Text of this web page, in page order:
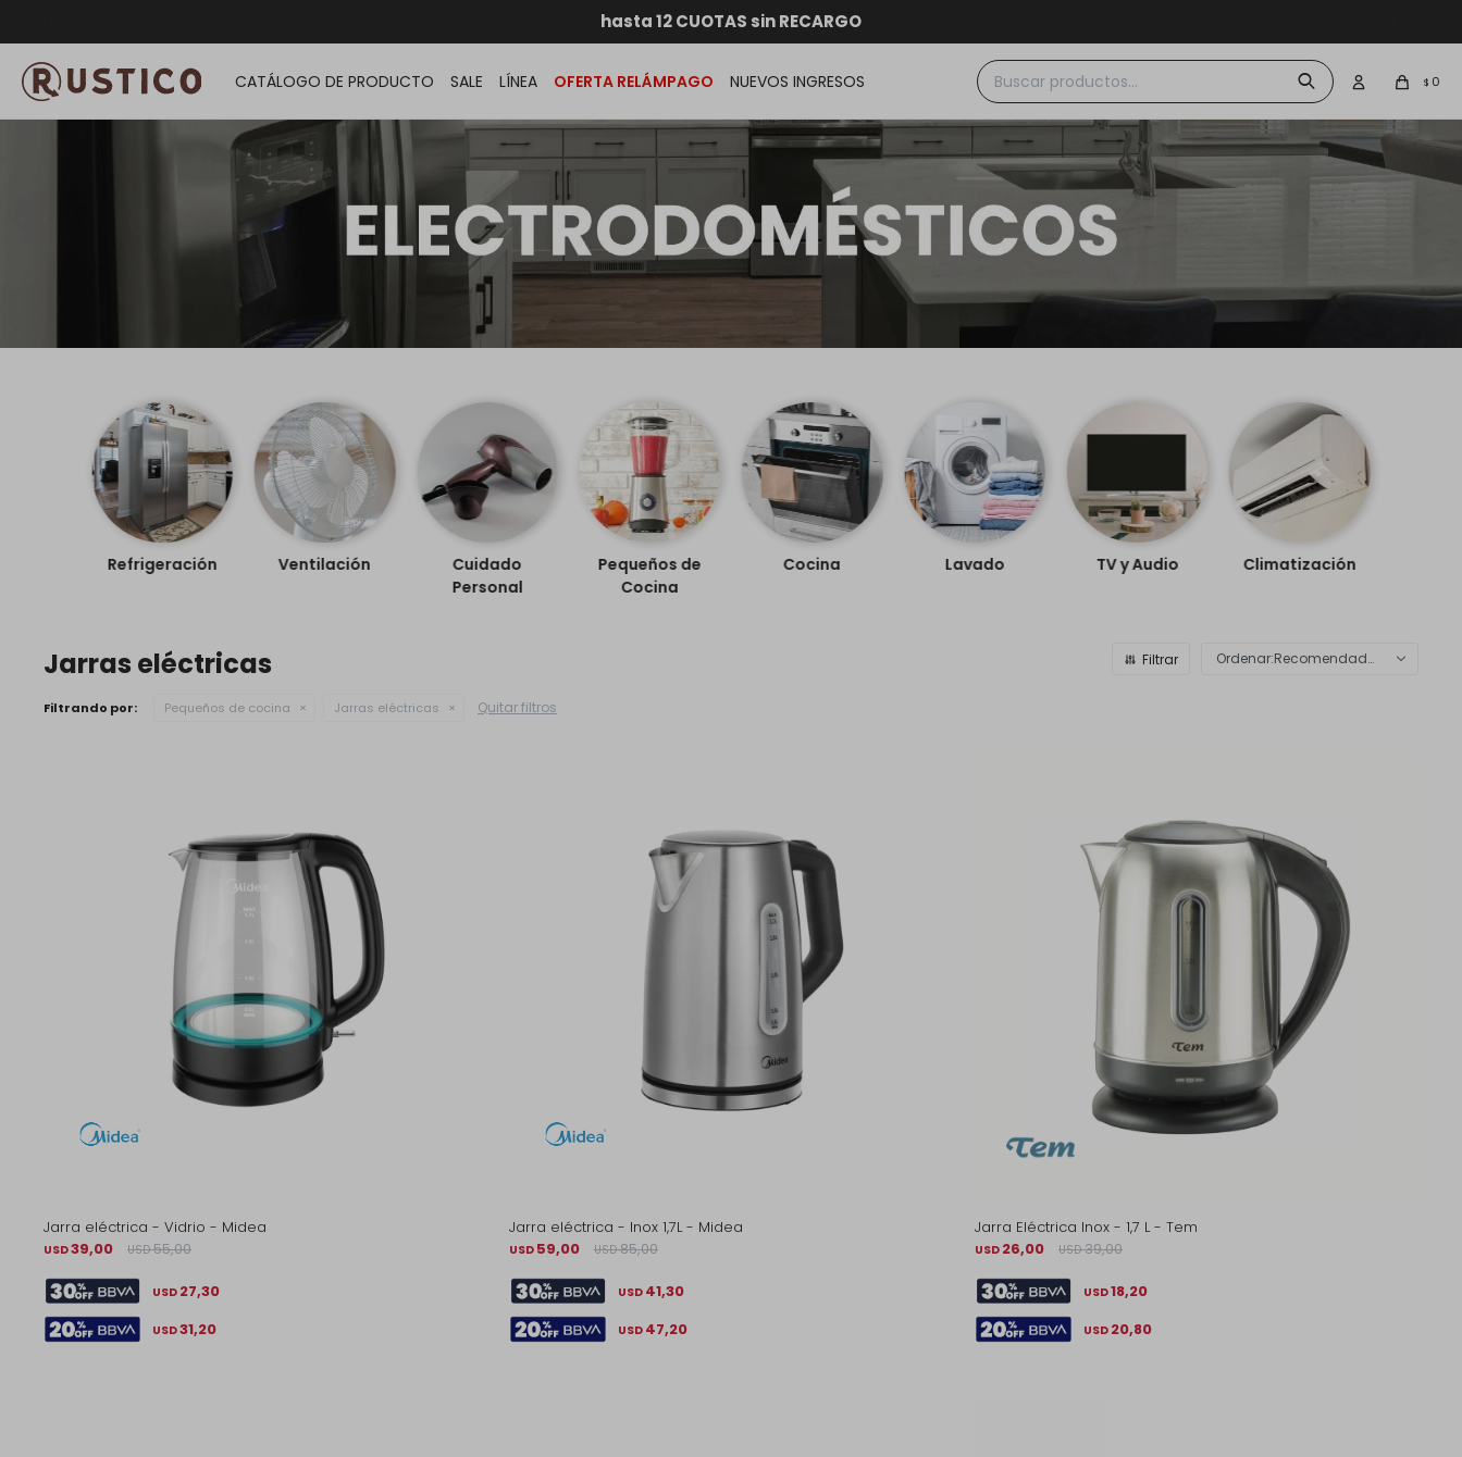
ENVÍOS A TODO EL PAÍS
GARANTÍA DE DEVOLUCIÓN
hasta 12 CUOTAS sin RECARGO
ENVÍO GRATIS dentro de MONTEVIDEO en compras superiores a $30.000
CATÁLOGO DE PRODUCTO SALE LÍNEA OFERTA RELÁMPAGO NUEVOS INGRESOS $ 0
Refrigeración Ventilación
Cuidado
Personal
Pequeños de
Cocina
Cocina Lavado TV y Audio Climatización
Jarras eléctricas Recomendados
Filtrando por: Pequeños de cocina Jarras eléctricas Quitar filtros
Jarra eléctrica - Vidrio - Midea
USD39,00 USD 55,00
USD 27,30
USD31,20
Jarra eléctrica - Inox 1,7L - Midea
USD 59,00 USD 85,00
USD 41,30
USD 47,20
Jarra Eléctrica Inox - 1,7 L - Tem
USD 26,00 USD 39,00
USD18,20
USD 20,80